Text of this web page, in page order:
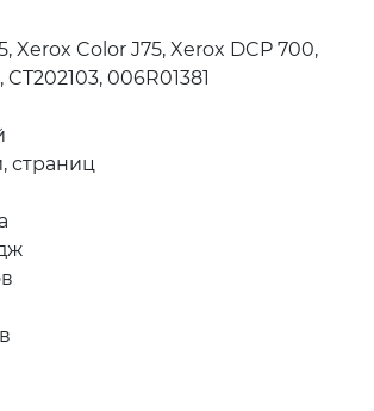
Xerox Color J75, Xerox DCP 700,
006R01381
страниц